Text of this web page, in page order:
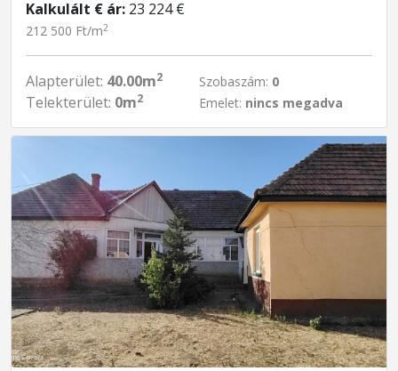
Kalkulált € ár: 23 224 €
212 500 Ft/m2
Alapterület: 40.00m2
Telekterület: 0m2
Szobaszám: 0
Emelet: nincs megadva